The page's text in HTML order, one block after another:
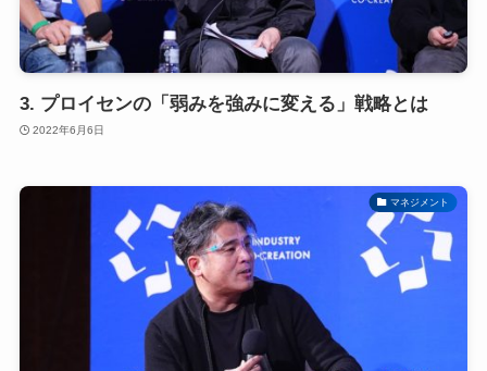
3. プロイセンの「弱みを強みに変える」戦略とは
2022年6月6日
マネジメント